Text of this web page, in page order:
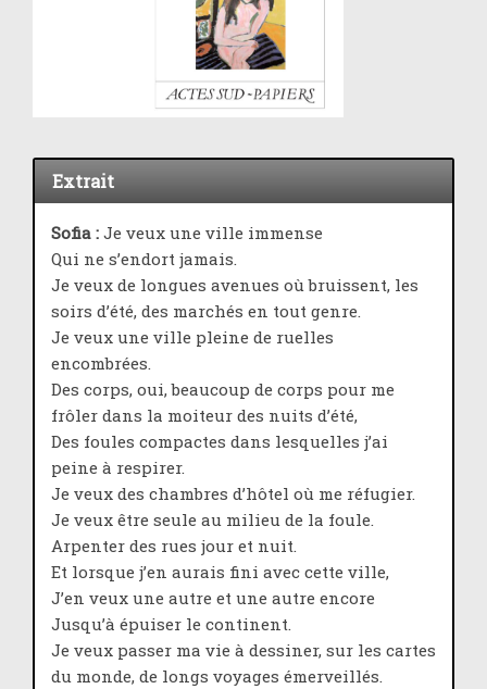
Extrait
Sofia :Je veux une ville immense
Qui ne s’endort jamais.
Je veux de longues avenues où bruissent, les
soirs d’été, des marchés en tout genre.
Je veux une ville pleine de ruelles
encombrées.
Des corps, oui, beaucoup de corps pour me
frôler dans la moiteur des nuits d’été,
Des foules compactes dans lesquelles j’ai
peine à respirer.
Je veux des chambres d’hôtel où me réfugier.
Je veux être seule au milieu de la foule.
Arpenter des rues jour et nuit.
Et lorsque j’en aurais fini avec cette ville,
J’en veux une autre et une autre encore
Jusqu’à épuiser le continent.
Je veux passer ma vie à dessiner, sur les cartes
du monde, de longs voyages émerveillés.